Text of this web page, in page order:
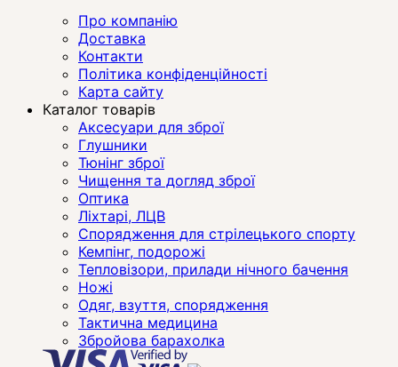
Про компанію
Доставка
Контакти
Політика конфіденційності
Карта сайту
Каталог товарів
Аксесуари для зброї
Глушники
Тюнінг зброї
Чищення та догляд зброї
Оптика
Ліхтарі, ЛЦВ
Спорядження для стрілецького спорту
Кемпінг, подорожі
Тепловізори, прилади нічного бачення
Ножі
Одяг, взуття, спорядження
Тактична медицина
Збройова барахолка